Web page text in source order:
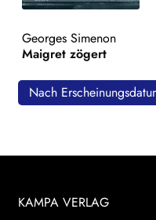
Search:
Georges Simenon
Maigret zögert
Nach
KAMPA VERLAG